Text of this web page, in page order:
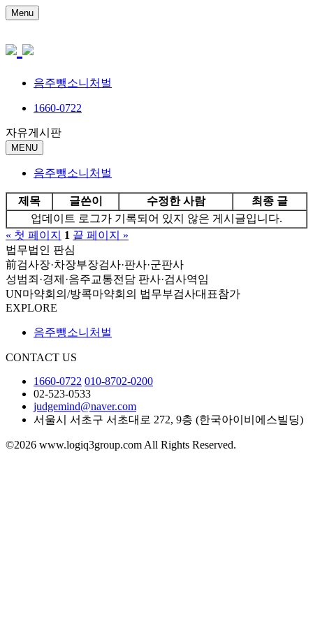
Menu
음주뺑소니처벌
1660-0722
자유게시판
MENU
음주뺑소니처벌
제목 글쓴이 수정한 사람
최종 글
업데이트 로그가 기록되어 있지 않은 게시글입니다.
« 첫 페이지
1 끝 페이지 »
법무법인 판심
前검사장·차장부장검사·판사·군판사
성범죄·경제·음주교통전담 판사·검사역임
UN마약회의/방콕마약회의 법무부검사대표참가
EXPLORE
음주뺑소니처벌
CONTACT US
1660-0722 010-8702-0200
02-523-0533
judgemind@naver.com
서울시 서초구 서초대로 272, 9층 (한국아이비에스빌딩)
©2026 www.logiq3group.com All Rights Reserved.